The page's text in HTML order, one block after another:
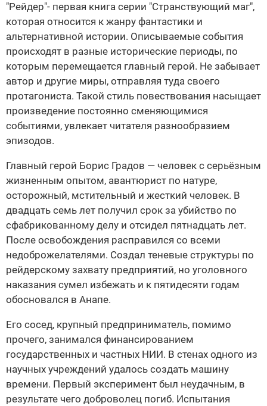
"Рейдер"- первая книга серии "Странствующий маг",
которая относится к жанру фантастики и
альтернативной истории. Описываемые события
происходят в разные исторические периоды, по
которым перемещается главный герой. Не забывает
автор и другие миры, отправляя туда своего
протагониста. Такой стиль повествования насыщает
произведение постоянно сменяющимися
событиями, увлекает читателя разнообразием
эпизодов.
Главный герой Борис Градов — человек с серьёзным
жизненным опытом, авантюрист по натуре,
осторожный, мстительный и жесткий человек. В
двадцать семь лет получил срок за убийство по
сфабрикованному делу и отсидел пятнадцать лет.
После освобождения расправился со всеми
недоброжелателями. Создал теневые структуры по
рейдерскому захвату предприятий, но уголовного
наказания сумел избежать и к пятидесяти годам
обосновался в Анапе.
Его сосед, крупный предприниматель, помимо
прочего, занимался финансированием
государственных и частных НИИ. В стенах одного из
научных учреждений удалось создать машину
времени. Первый эксперимент был неудачным, в
результате чего доброволец погиб. Испытания